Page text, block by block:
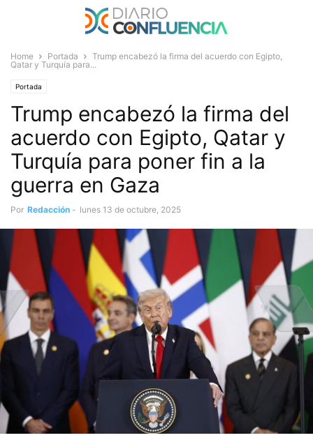
Home Portada
Trump encabezó la firma del acuerdo con Egipto,
Qatar y Turquía para...
Portada
Trump encabezó la firma del
acuerdo con Egipto, Qatar y
Turquía para poner fin a la
guerra en Gaza
Por Redacción - lunes 13 de octubre, 2025